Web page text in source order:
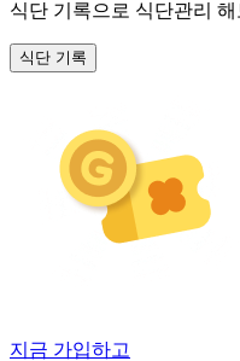
식단 기록으로 식단관리 해
식단 기록
지금 가입하고